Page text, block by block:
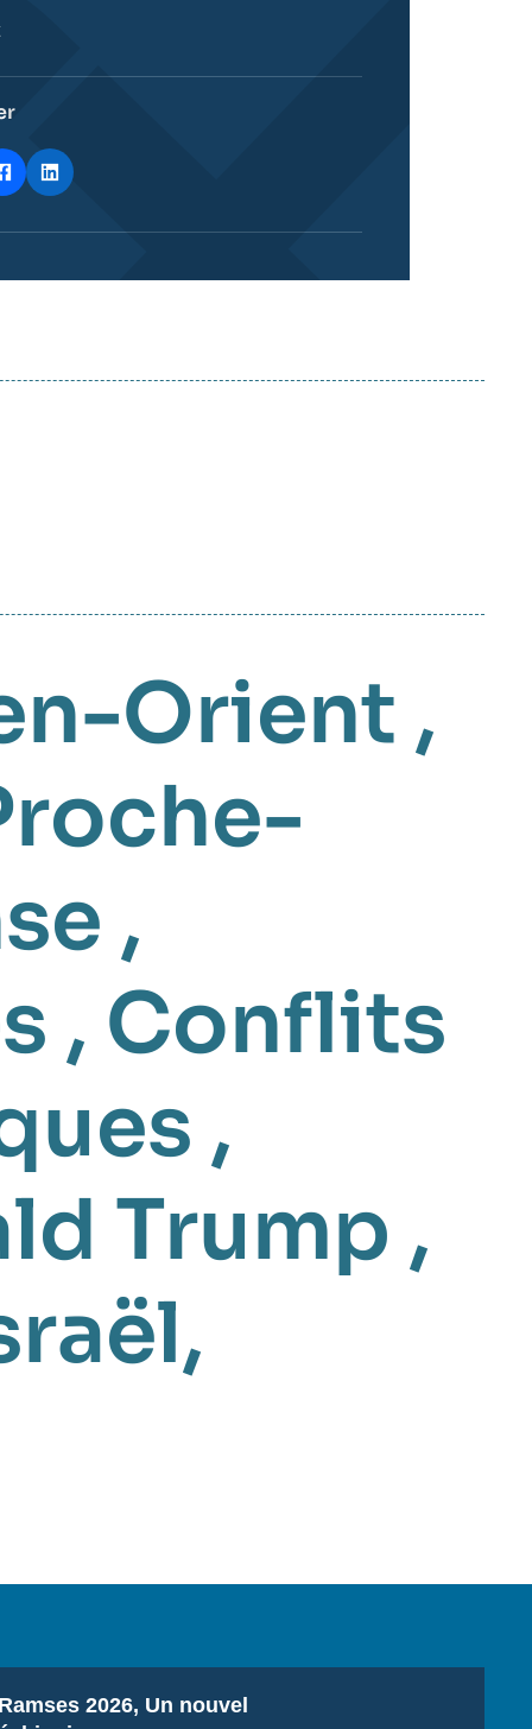
Orient ,
,
, Conflits
,
Trump ,
,
Titre
Ramses 2026, Un nouvel